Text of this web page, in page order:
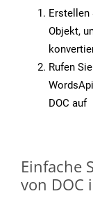
Erstellen
Objekt,
Rufen
DOC auf
Einfache
von DOC